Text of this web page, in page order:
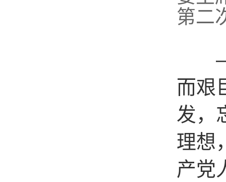
第二
——
而艰
发，
理想
产党